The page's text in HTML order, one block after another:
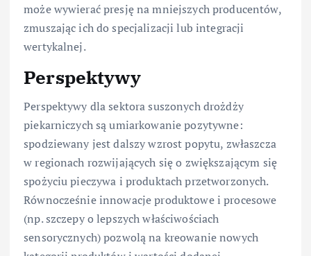
może wywierać presję na mniejszych producentów,
zmuszając ich do specjalizacji lub integracji
wertykalnej.
Perspektywy
Perspektywy dla sektora suszonych drożdży
piekarniczych są umiarkowanie pozytywne:
spodziewany jest dalszy wzrost popytu, zwłaszcza
w regionach rozwijających się o zwiększającym się
spożyciu pieczywa i produktach przetworzonych.
Równocześnie innowacje produktowe i procesowe
(np. szczepy o lepszych właściwościach
sensorycznych) pozwolą na kreowanie nowych